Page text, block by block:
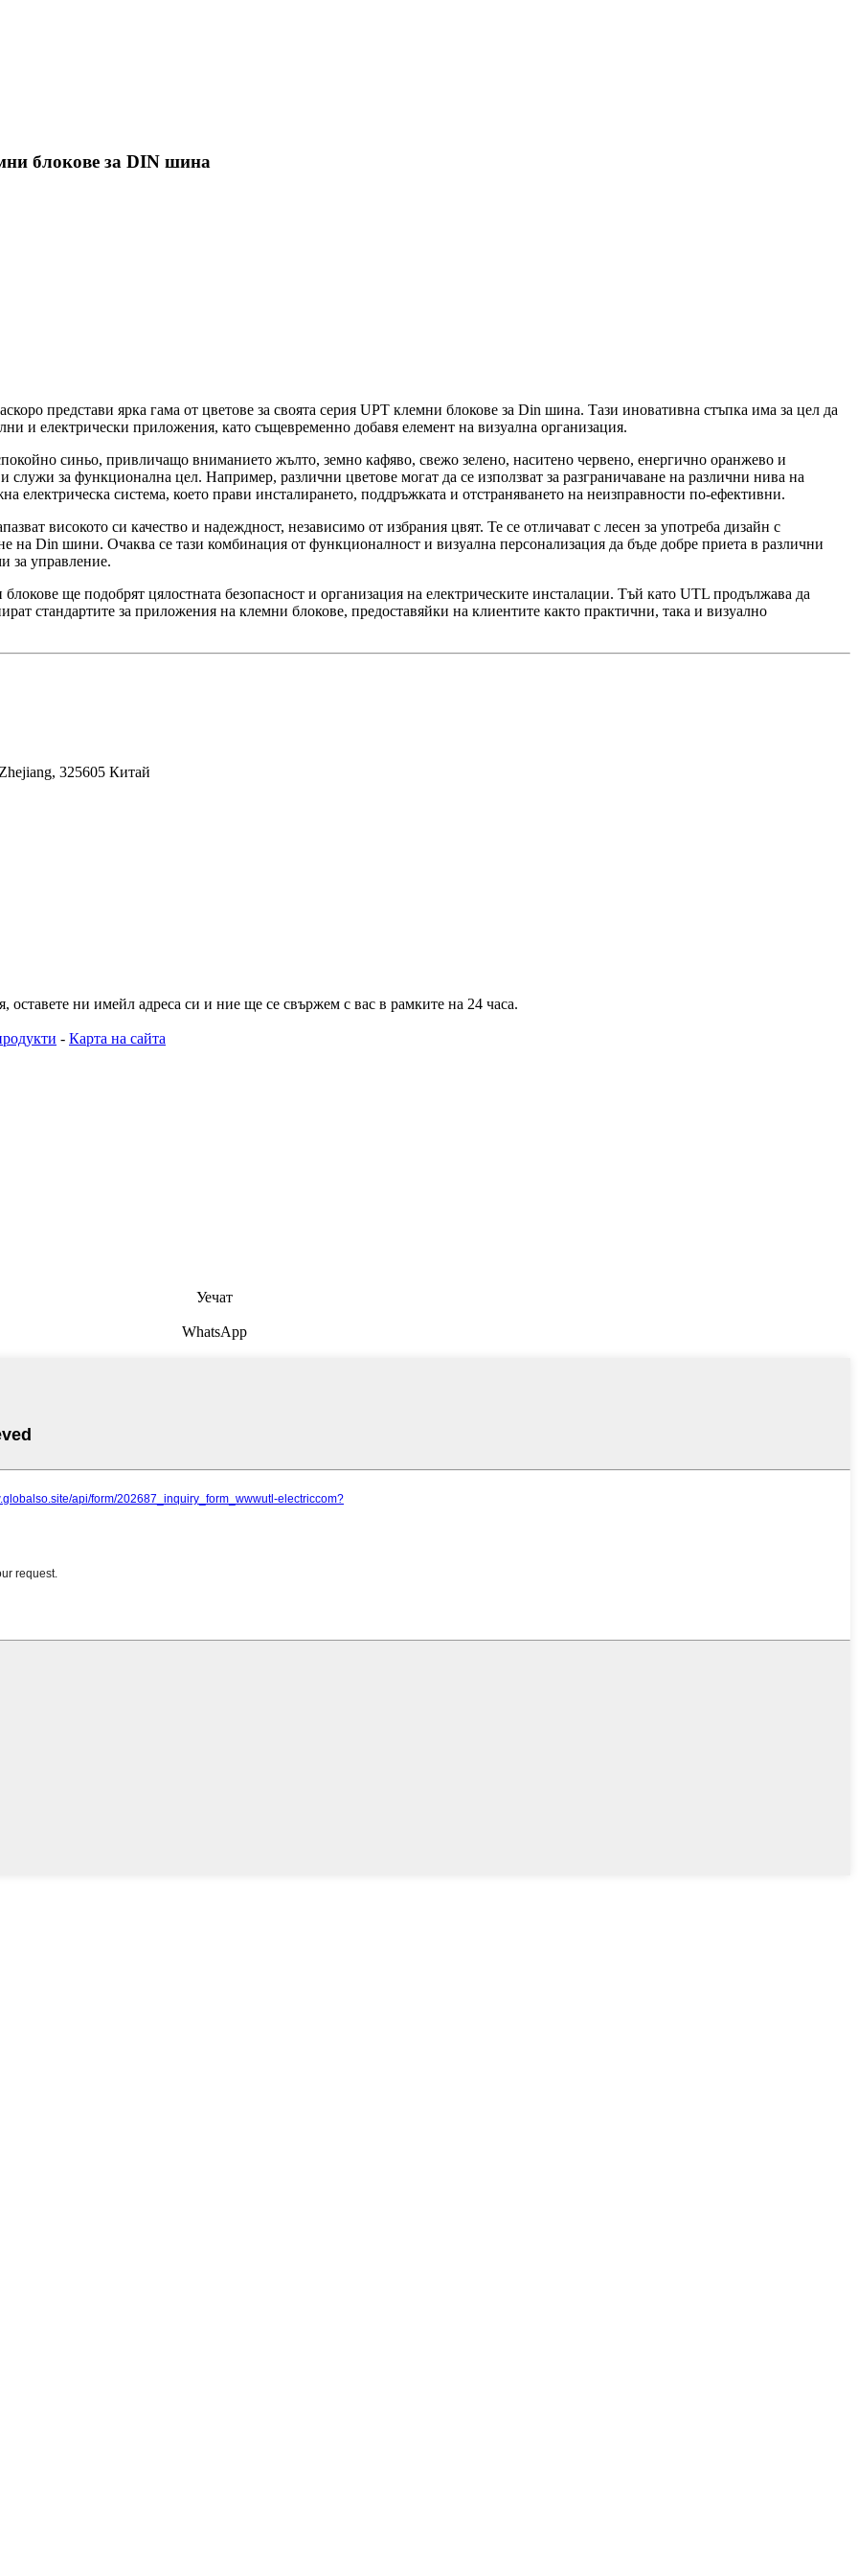
блокове за DIN шина
представи ярка гама от цветове за своята серия UPT клемни блокове за Din шина. Тази иновативна стъпка има за цел да
и електрически приложения, като същевременно добавя елемент на визуална организация.
синьо, привличащо вниманието жълто, земно кафяво, свежо зелено, наситено червено, енергично оранжево и
служи за функционална цел. Например, различни цветове могат да се използват за разграничаване на различни нива на
система, което прави инсталирането, поддръжката и отстраняването на неизправности по-ефективни.
високото си качество и надеждност, независимо от избрания цвят. Те се отличават с лесен за употреба дизайн с
на Din шини. Очаква се тази комбинация от функционалност и визуална персонализация да бъде добре приета в различни
за управление.
ще подобрят цялостната безопасност и организация на електрическите инсталации. Тъй като UTL продължава да
стандартите за приложения на клемни блокове, предоставяйки на клиентите както практични, така и визуално
325605 Китай
ни имейл адреса си и ние ще се свържем с вас в рамките на 24 часа.
- Карта на сайта
Уечат
WhatsApp